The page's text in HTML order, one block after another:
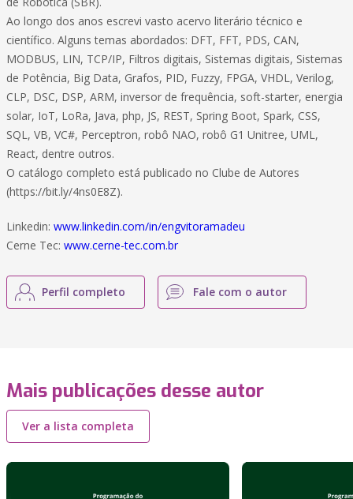
Ao longo dos anos escrevi vasto acervo literário técnico e
científico. Alguns temas abordados: DFT, FFT, PDS, CAN,
MODBUS, LIN, TCP/IP, Filtros digitais, Sistemas digitais, Sistemas
de Potência, Big Data, Grafos, PID, Fuzzy, FPGA, VHDL, Verilog,
CLP, DSC, DSP, ARM, inversor de frequência, soft-starter, energia
solar, IoT, LoRa, Java, php, JS, REST, Spring Boot, Spark, CSS,
SQL, VB, VC#, Perceptron, robô NAO, robô G1 Unitree, UML,
React, dentre outros.
O catálogo completo está publicado no Clube de Autores
(https://bit.ly/4ns0E8Z).
Linkedin: www.linkedin.com/in/engvitoramadeu
Cerne Tec: www.cerne-tec.com.br
Perfil completo Fale com o autor
Mais publicações desse autor
Ver a lista completa